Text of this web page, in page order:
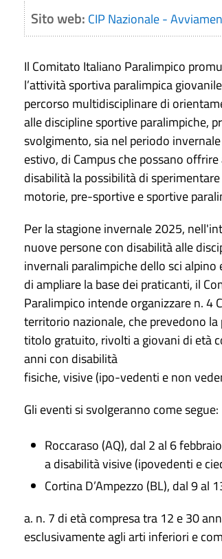
Sito web: CIP Nazionale -
Il Comitato Italiano Paralimpico
l’attività sportiva paralimpica
percorso multidisciplinare di
alle discipline sportive paralimpiche,
svolgimento, sia nel periodo
estivo, di Campus che possano
disabilità la possibilità di
motorie, pre-sportive e sportive
Per la stagione invernale 2025,
nuove persone con disabilità alle
invernali paralimpiche dello sci alpino
di ampliare la base dei praticanti, il
Paralimpico intende organizzare n. 4
territorio nazionale, che prevedono la
titolo gratuito, rivolti a giovani di età
anni con disabilità
fisiche, visive (ipo-vedenti e non
Gli eventi si svolgeranno come segue:
Roccaraso (AQ), dal 2 al 6
a disabilità visive (ipovedenti e
Cortina D’Ampezzo (BL), dal 9
a. n. 7 di età compresa tra 12 e 30
esclusivamente agli arti inferiori e